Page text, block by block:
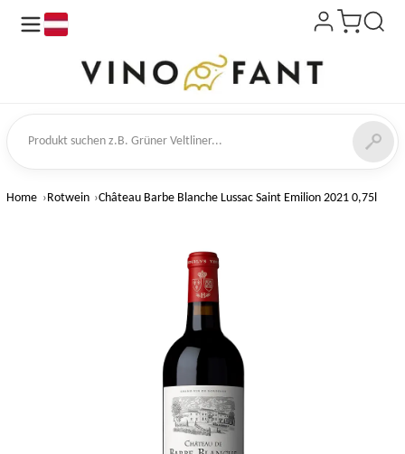
suchen
Home Rotwein Château Barbe Blanche Lussac Saint Emilion 2021 0,75l